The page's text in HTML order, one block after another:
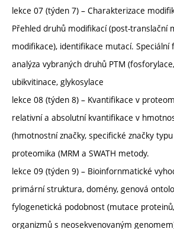
lekce 07 (týden 7) – Charakterizace
Přehled druhů modifikací (post-translační
modifikace), identifikace mutací. Speciální
analýza vybraných druhů PTM
ubikvitinace, glykosylace
lekce 08 (týden 8) – Kvantifikace v
relativní a absolutní kvantifikace v
(hmotnostní značky, specifické značky typu
proteomika (MRM a SWATH metody.
lekce 09 (týden 9) – Bioinfornmatické
primární struktura, domény, genová
fylogenetická podobnost (mutace
organizmů s neosekvenovaným